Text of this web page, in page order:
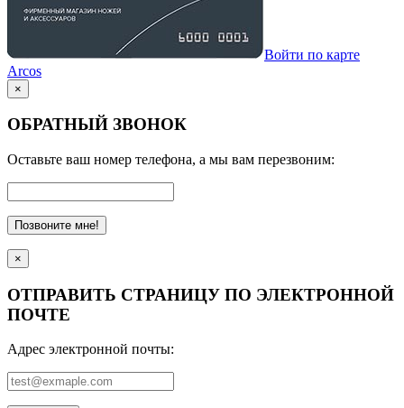
Войти по карте
Arcos
×
ОБРАТНЫЙ ЗВОНОК
Оставьте ваш номер телефона, а мы вам перезвоним:
Позвоните мне!
×
ОТПРАВИТЬ СТРАНИЦУ ПО ЭЛЕКТРОННОЙ
ПОЧТЕ
Адрес электронной почты: